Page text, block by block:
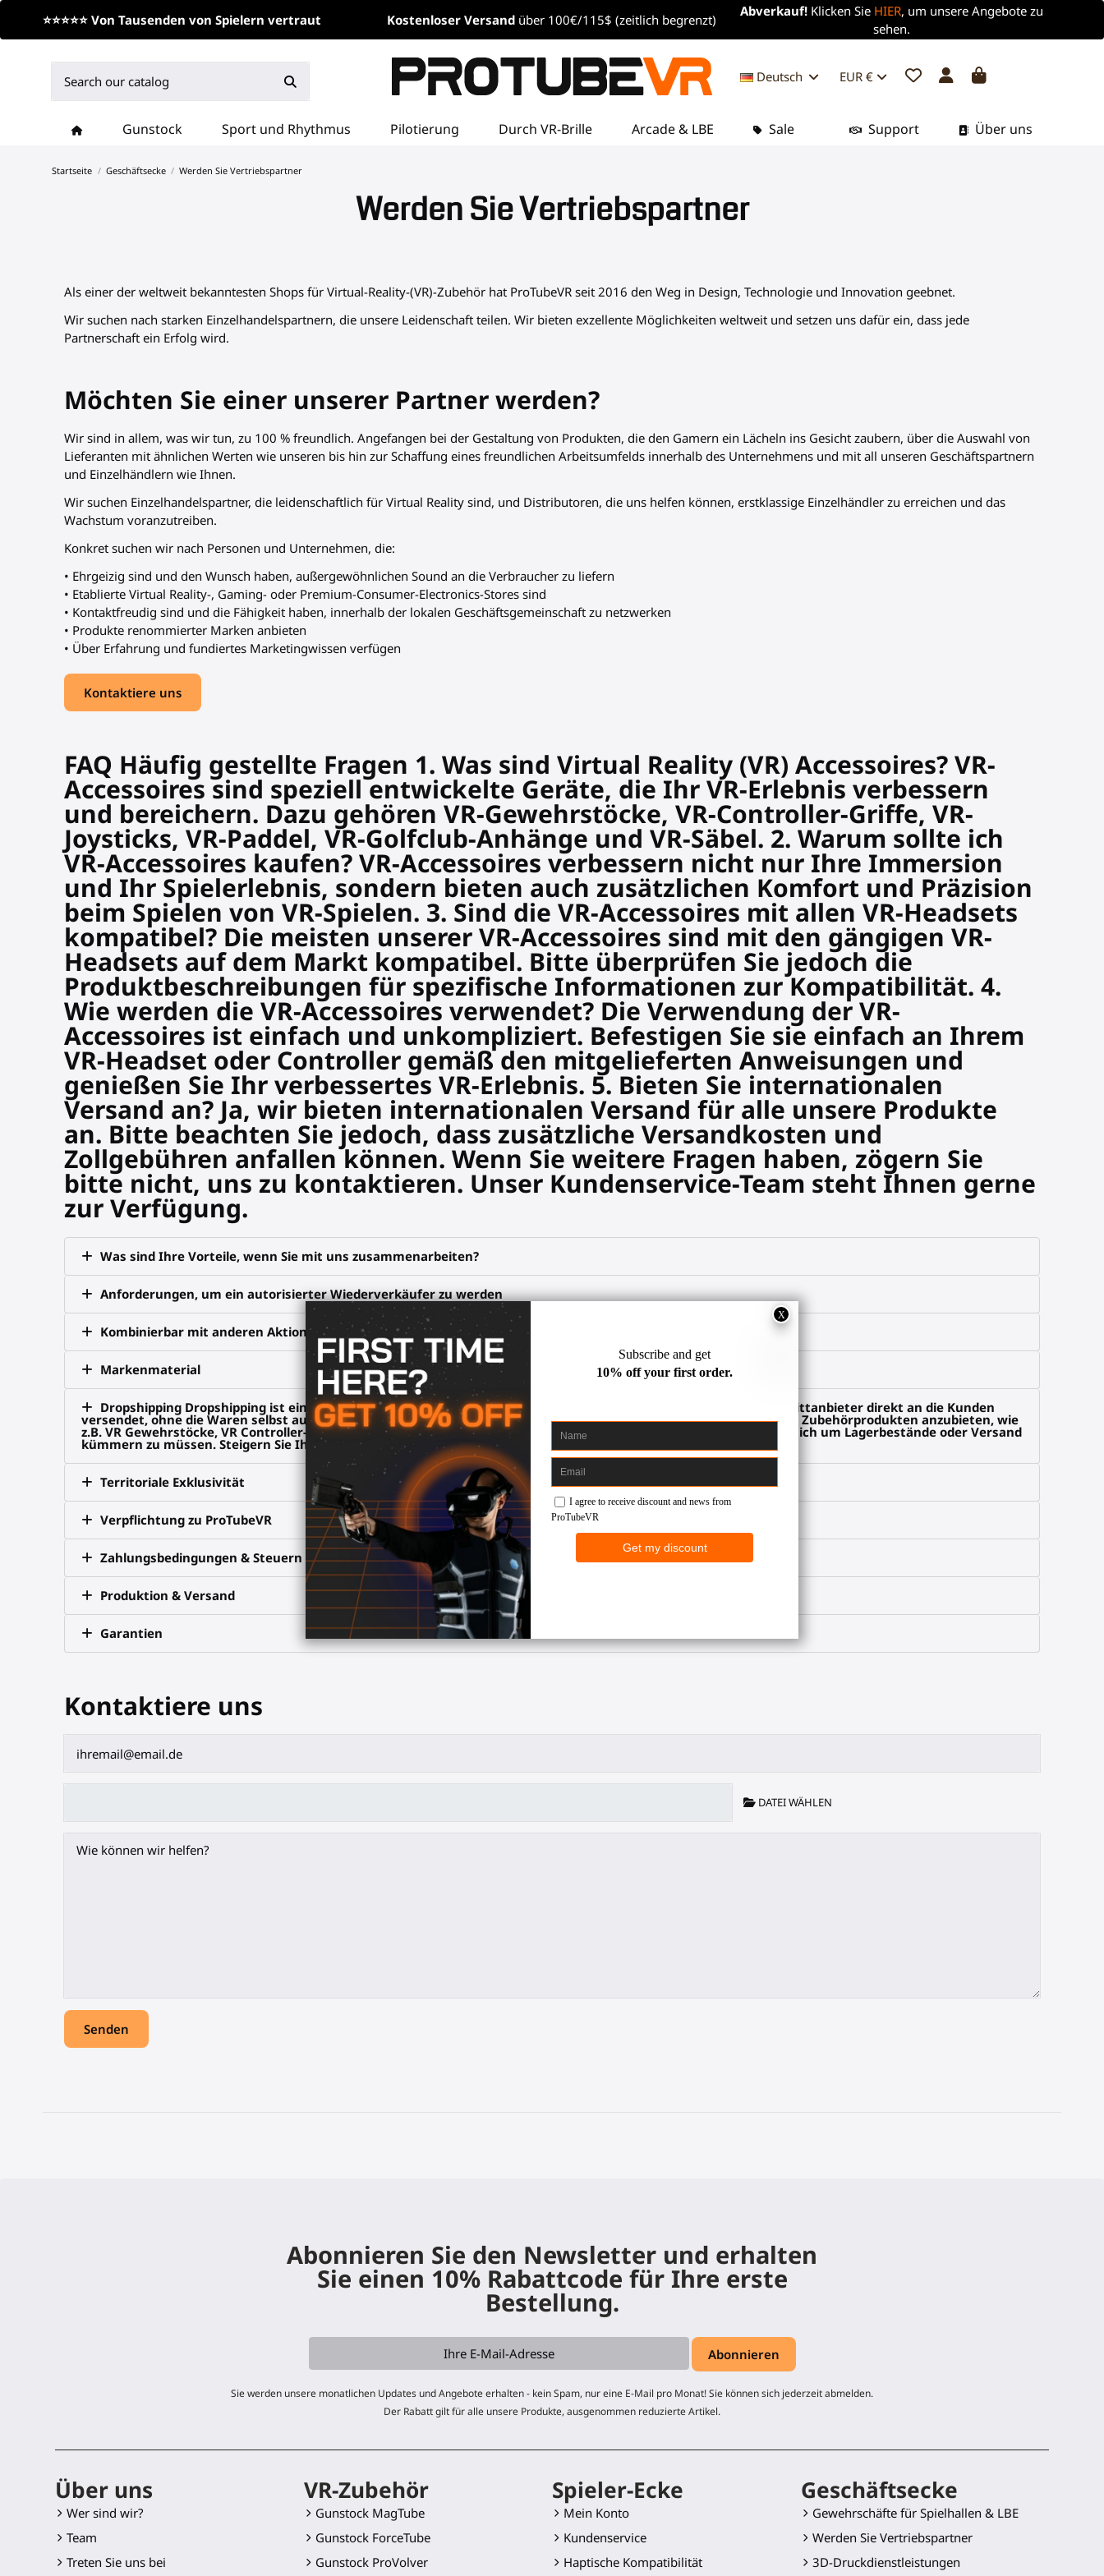
⭐⭐⭐⭐⭐ Von Tausenden von Spielern vertraut KostenloserVersand über 100€/115$ (zeitlich begrenzt)
Abverkauf!Klicken Sie HIER, um unsere Angebote zu
sehen.
EUR €
Deutsch
Gunstock Sport und Rhythmus Pilotierung Durch VR-Brille Arcade & LBE Sale Über uns
Support
Startseite Geschäftsecke Werden Sie Vertriebspartner
Werden Sie Vertriebspartner
Als einer der weltweit bekanntesten Shops für Virtual-Reality-(VR)-Zubehör hat ProTubeVR seit 2016 den Weg in Design, Technologie und Innovation geebnet.
Wir suchen nach starken Einzelhandelspartnern, die unsere Leidenschaft teilen. Wir bieten exzellente Möglichkeiten weltweit und setzen uns dafür ein, dass jede
Partnerschaft ein Erfolg wird.
Möchten Sie einer unserer Partner werden?
Wir sind in allem, was wir tun, zu 100 % freundlich. Angefangen bei der Gestaltung von Produkten, die den Gamern ein Lächeln ins Gesicht zaubern, über die Auswahl von
Lieferanten mit ähnlichen Werten wie unseren bis hin zur Schaffung eines freundlichen Arbeitsumfelds innerhalb des Unternehmens und mit all unseren Geschäftspartnern
und Einzelhändlern wie Ihnen.
Wir suchen Einzelhandelspartner, die leidenschaftlich für Virtual Reality sind, und Distributoren, die uns helfen können, erstklassige Einzelhändler zu erreichen und das
Wachstum voranzutreiben.
Konkret suchen wir nach Personen und Unternehmen, die:
• Ehrgeizig sind und den Wunsch haben, außergewöhnlichen Sound an die Verbraucher zu liefern
• Etablierte Virtual Reality-, Gaming- oder Premium-Consumer-Electronics-Stores sind
• Kontaktfreudig sind und die Fähigkeit haben, innerhalb der lokalen Geschäftsgemeinschaft zu netzwerken
• Produkte renommierter Marken anbieten
• Über Erfahrung und fundiertes Marketingwissen verfügen
Kontaktiere uns
FAQ Häufig gestellte Fragen 1. Was sind Virtual Reality (VR) Accessoires? VR-
Accessoires sind speziell entwickelte Geräte, die Ihr VR-Erlebnis verbessern
und bereichern. Dazu gehören VR-Gewehrstöcke, VR-Controller-Griffe, VR-
Joysticks, VR-Paddel, VR-Golfclub-Anhänge und VR-Säbel. 2. Warum sollte ich
VR-Accessoires kaufen? VR-Accessoires verbessern nicht nur Ihre Immersion
und Ihr Spielerlebnis, sondern bieten auch zusätzlichen Komfort und Präzision
beim Spielen von VR-Spielen. 3. Sind die VR-Accessoires mit allen VR-Headsets
kompatibel? Die meisten unserer VR-Accessoires sind mit den gängigen VR-
Headsets auf dem Markt kompatibel. Bitte überprüfen Sie jedoch die
Produktbeschreibungen für spezifische Informationen zur Kompatibilität. 4.
Wie werden die VR-Accessoires verwendet? Die Verwendung der VR-
Accessoires ist einfach und unkompliziert. Befestigen Sie sie einfach an Ihrem
VR-Headset oder Controller gemäß den mitgelieferten Anweisungen und
genießen Sie Ihr verbessertes VR-Erlebnis. 5. Bieten Sie internationalen
Versand an? Ja, wir bieten internationalen Versand für alle unsere Produkte
an. Bitte beachten Sie jedoch, dass zusätzliche Versandkosten und
Zollgebühren anfallen können. Wenn Sie weitere Fragen haben, zögern Sie
bitte nicht, uns zu kontaktieren. Unser Kundenservice-Team steht Ihnen gerne
zur Verfügung.
Was sind Ihre Vorteile, wenn Sie mit uns zusammenarbeiten?
Anforderungen, um ein autorisierter Wiederverkäufer zu werden
Kombinierbar mit anderen Aktionen
Markenmaterial
Dropshipping Dropshipping ist eine beliebte Methode im E-Commerce, bei der ein Händler Produkte über einen Drittanbieter direkt an die Kunden
versendet, ohne die Waren selbst auf Lager zu haben. Dies ermöglicht es Ihnen, eine Vielzahl von Virtual Reality (VR) Zubehörprodukten anzubieten, wie
z.B. VR Gewehrstöcke, VR Controller-Griffe, VR Joysticks, VR Paddles, VR Golfclub-Anhänge, VR Lichtschwerter, ohne sich um Lagerbestände oder Versand
kümmern zu müssen. Steigern Sie Ihren Umsatz und erweitern Sie Ihr Sortiment mit Dropshipping für VR-Zubehör.
Territoriale Exklusivität
Verpflichtung zu ProTubeVR
Zahlungsbedingungen & Steuern
Produktion & Versand
Garantien
Kontaktiere uns
DATEI WÄHLEN
Abonnieren Sie den Newsletter und erhalten
Sie einen 10% Rabattcode für Ihre erste
Bestellung.
Sie werden unsere monatlichen Updates und Angebote erhalten - kein Spam, nur eine E-Mail pro Monat! Sie können sich jederzeit abmelden.
Der Rabatt gilt für alle unsere Produkte, ausgenommen reduzierte Artikel.
Über uns
Wer sind wir?
Team
Treten Sie uns bei
VR-Zubehör
Gunstock MagTube
Gunstock ForceTube
Gunstock ProVolver
Spieler-Ecke
Mein Konto
Kundenservice
Haptische Kompatibilität
Geschäftsecke
Gewehrschäfte für Spielhallen & LBE
Werden Sie Vertriebspartner
3D-Druckdienstleistungen